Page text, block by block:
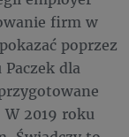
firm w
poprzez
dla
W 2019 roku